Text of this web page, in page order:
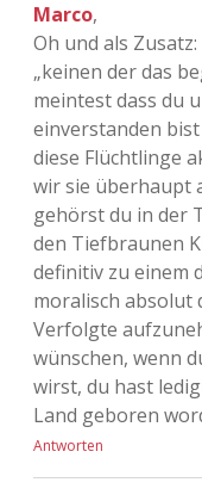
Marco,
Oh und als
„keinen der das
meintest dass du
einverstanden
diese Flüchtlinge
wir sie überhaupt
gehörst du in der
den Tiefbraunen
definitiv zu einem
moralisch absolut
Verfolgte
wünschen, wenn
wirst, du hast
Land geboren
Antworten